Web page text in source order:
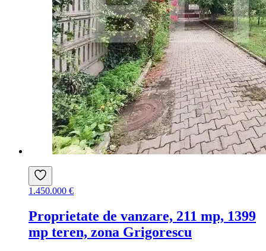
1.450.000 €
Proprietate de vanzare, 211 mp, 1399
mp teren, zona Grigorescu